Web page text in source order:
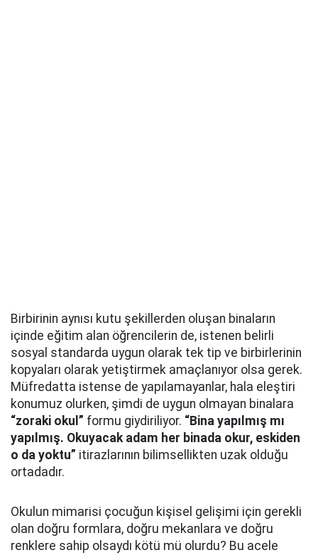
Birbirinin aynısı kutu şekillerden oluşan binaların
içinde eğitim alan öğrencilerin de, istenen belirli
sosyal standarda uygun olarak tek tip ve birbirlerinin
kopyaları olarak yetiştirmek amaçlanıyor olsa gerek.
Müfredatta istense de yapılamayanlar, hala eleştiri
konumuz olurken, şimdi de uygun olmayan binalara
“zoraki okul” formu giydiriliyor. “Bina yapılmış mı
yapılmış. Okuyacak adam her binada okur, eskiden
o da yoktu” itirazlarının bilimsellikten uzak olduğu
ortadadır.
Okulun mimarisi çocuğun kişisel gelişimi için gerekli
olan doğru formlara, doğru mekanlara ve doğru
renklere sahip olsaydı kötü mü olurdu? Bu acele